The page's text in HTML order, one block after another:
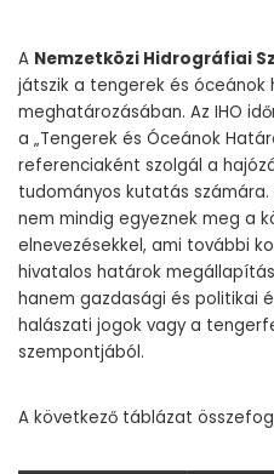
A Nemzetközi Hidrográfiai
játszik a tengerek és óceánok
meghatározásában. Az IHO
a „Tengerek és Óceánok
referenciaként szolgál a
tudományos kutatás
nem mindig egyeznek meg a
elnevezésekkel, ami további
hivatalos határok
hanem gazdasági és politikai
halászati jogok vagy a
szempontjából.
A következő táblázat